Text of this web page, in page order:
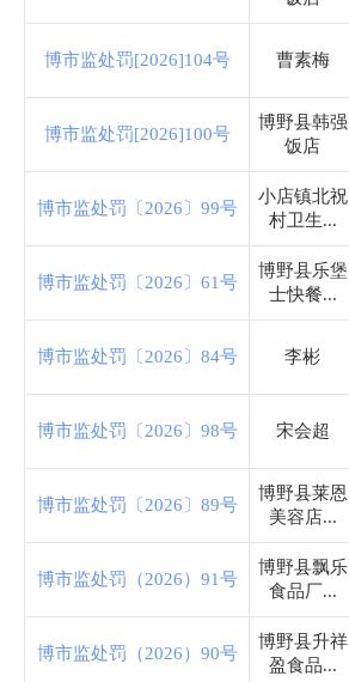
住房和城乡建设局
卫生健康局
审计局
市场监督管理局
司法局
烟草专卖局
博市监处罚[2026]104号 曹素梅
博市监处罚[2026]100号
博野县韩强
饭店
博市监处罚〔2026〕99号
小店镇北祝
村卫生...
博市监处罚〔2026〕61号
博野县乐堡
士快餐...
博市监处罚〔2026〕84号 李彬
博市监处罚〔2026〕98号 宋会超
博市监处罚〔2026〕89号
博野县莱恩
美容店...
博市监处罚（2026）91号
博野县飘乐
食品厂...
博市监处罚（2026）90号
博野县升祥
盈食品...